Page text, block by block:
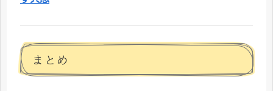
まとめ